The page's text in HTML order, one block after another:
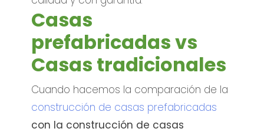
Casas
prefabricadas vs
Casas tradicionales
Cuando hacemos la comparación de la
construcción de casas prefabricadas
con la construcción de casas